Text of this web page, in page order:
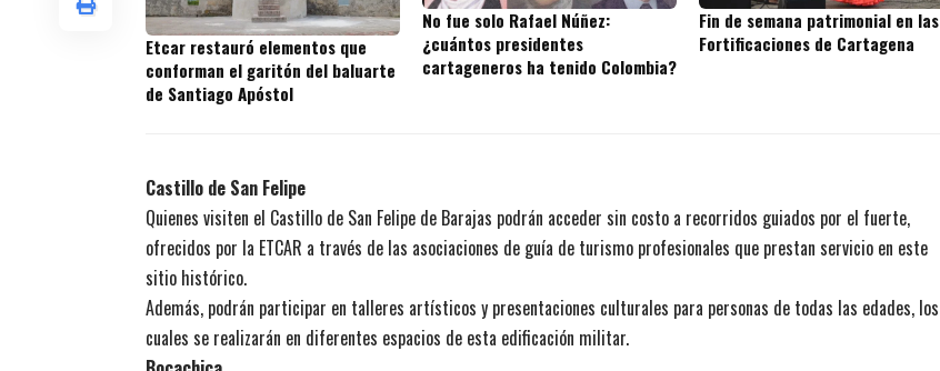
Etcar restauró elementos que
conforman el garitón del baluarte
de Santiago Apóstol
No fue solo Rafael Núñez:
¿cuántos presidentes
cartageneros ha tenido Colombia?
Fin de semana patrimonial en las
Fortificaciones de Cartagena
Castillo de San Felipe
Quienes visiten el Castillo de San Felipe de Barajas podrán acceder sin costo a recorridos guiados por el fuerte,
ofrecidos por la ETCAR a través de las asociaciones de guía de turismo profesionales que prestan servicio en este
sitio histórico.
Además, podrán participar en talleres artísticos y presentaciones culturales para personas de todas las edades, los
cuales se realizarán en diferentes espacios de esta edificación militar.